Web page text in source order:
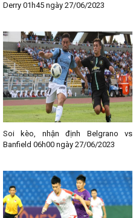
Derry 01h45 ngày 27/06/2023
Soi kèo, nhận định Belgrano vs
Banfield 06h00 ngày 27/06/2023